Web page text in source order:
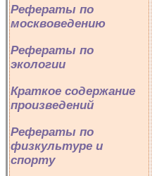
Рефераты по
москвоведению
Рефераты по
экологии
Краткое содержание
произведений
Рефераты по
физкультуре и
спорту